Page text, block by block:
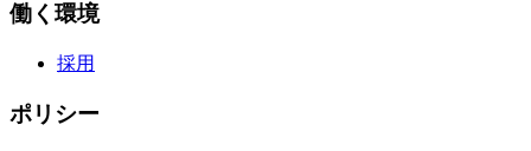
働く環境
採用
ポリシー